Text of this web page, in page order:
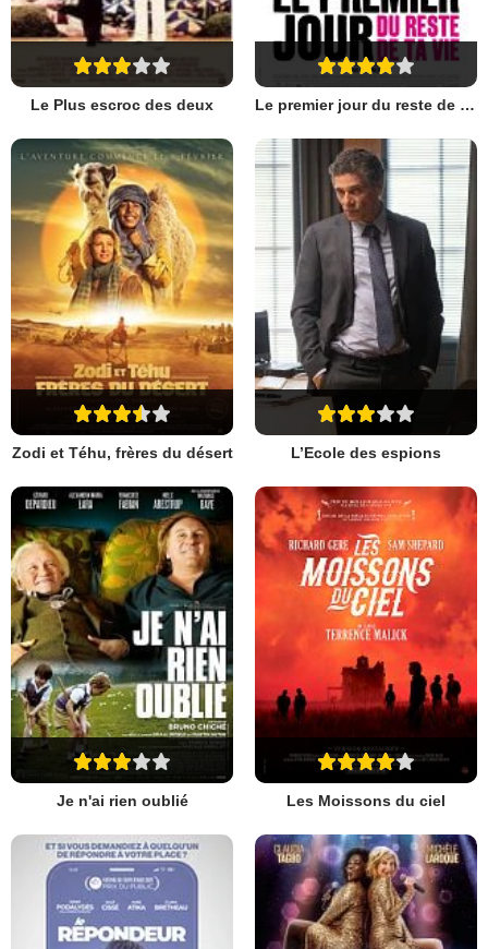
Le Plus escroc des deux Le premier jour du reste de ta vie
Zodi et Téhu, frères du désert L’Ecole des espions
Je n'ai rien oublié Les Moissons du ciel